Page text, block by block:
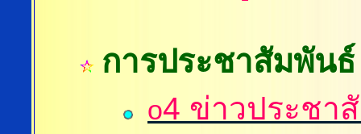
การประชาสัมพันธ์
o4 ข่าวประชา